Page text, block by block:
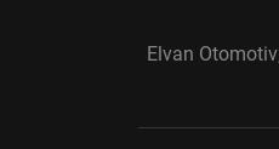
Elvan